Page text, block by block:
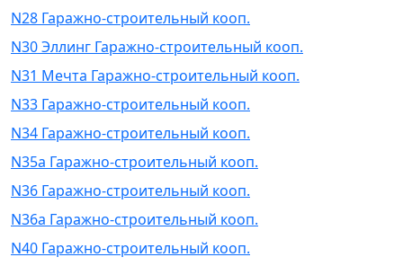
N28 Гаражно-строительный кооп.
N30 Эллинг Гаражно-строительный кооп.
N31 Мечта Гаражно-строительный кооп.
N33 Гаражно-строительный кооп.
N34 Гаражно-строительный кооп.
N35а Гаражно-строительный кооп.
N36 Гаражно-строительный кооп.
N36а Гаражно-строительный кооп.
N40 Гаражно-строительный кооп.